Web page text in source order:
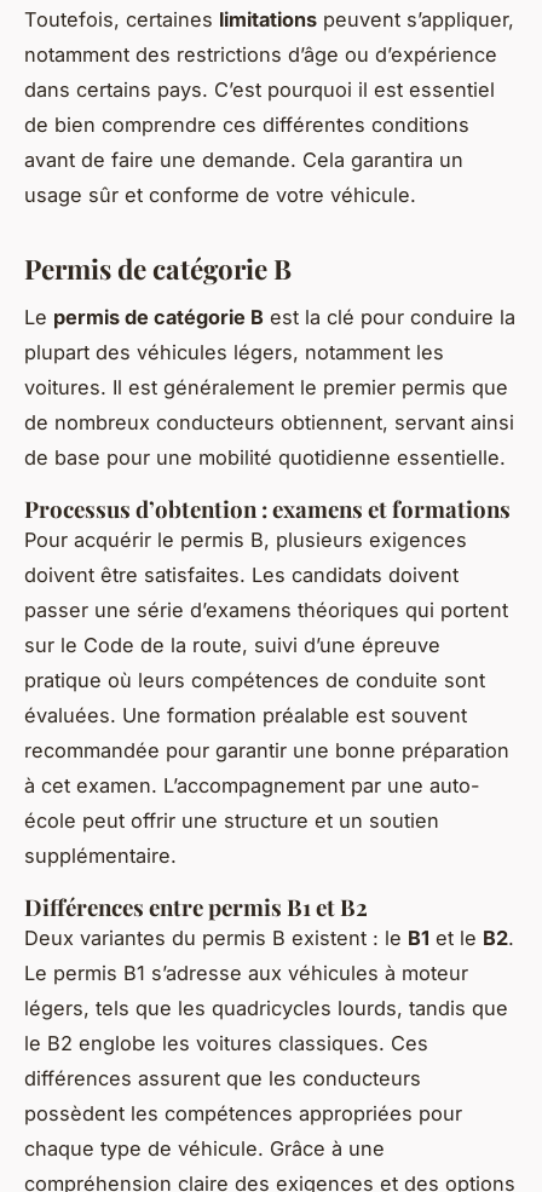
Toutefois, certaines limitations peuvent s’appliquer,
notamment des restrictions d’âge ou d’expérience
dans certains pays. C’est pourquoi il est essentiel
de bien comprendre ces différentes conditions
avant de faire une demande. Cela garantira un
usage sûr et conforme de votre véhicule.
Permis de catégorie B
Le permis de catégorie B est la clé pour conduire la
plupart des véhicules légers, notamment les
voitures. Il est généralement le premier permis que
de nombreux conducteurs obtiennent, servant ainsi
de base pour une mobilité quotidienne essentielle.
Processus d’obtention : examens et formations
Pour acquérir le permis B, plusieurs exigences
doivent être satisfaites. Les candidats doivent
passer une série d’examens théoriques qui portent
sur le Code de la route, suivi d’une épreuve
pratique où leurs compétences de conduite sont
évaluées. Une formation préalable est souvent
recommandée pour garantir une bonne préparation
à cet examen. L’accompagnement par une auto-
école peut offrir une structure et un soutien
supplémentaire.
Différences entre permis B1 et B2
Deux variantes du permis B existent : le B1 et le B2.
Le permis B1 s’adresse aux véhicules à moteur
légers, tels que les quadricycles lourds, tandis que
le B2 englobe les voitures classiques. Ces
différences assurent que les conducteurs
possèdent les compétences appropriées pour
chaque type de véhicule. Grâce à une
compréhension claire des exigences et des options